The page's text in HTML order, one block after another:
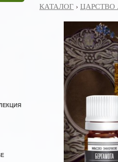
КАТАЛОГ › ЦАРСТВО